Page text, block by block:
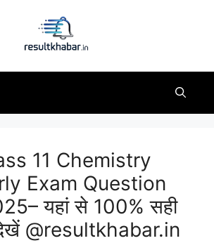
11 Chemistry
Exam Question
यहां से 100% सही
@resultkhabar.in